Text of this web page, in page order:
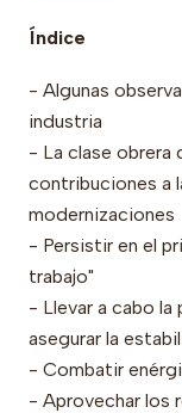
Índice
- Algunas
industria
- La clase obrera
contribuciones a
modernizaciones
- Persistir en el
trabajo"
- Llevar a cabo
asegurar la
- Combatir
- Aprovechar los